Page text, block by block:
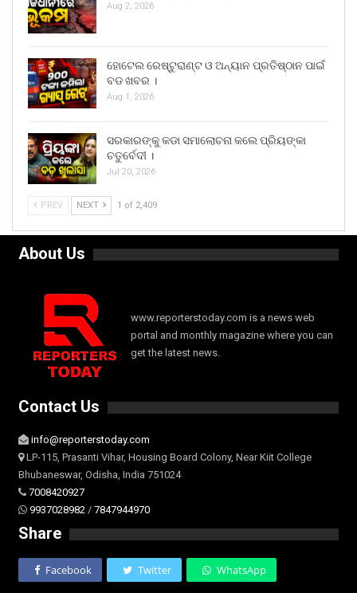
Aug 2, 2026
ହୋଟେଲ ରେଷ୍ଟୁରାଣ୍ଟ ଓ ଅନ୍ୟାନ ପ୍ରତିଷ୍ଠାନ ପାଇଁ
ବଡ ଖବର ।
Aug 1, 2026
ସରକାରଙ୍କୁ କଡା ସମାଲୋଚନା କଲେ ପ୍ରିୟଙ୍କା
ଚତୁର୍ବେଦୀ ।
Jul 20, 2026
PREV NEXT 1 of 2,409
About Us
www.reporterstoday.com is a news web
portal and monthly magazine where you can
get the latest news.
Contact Us
info@reporterstoday.com
LP-115, Prasanti Vihar, Housing Board Colony, Near Kiit College
Bhubaneswar, Odisha, India 751024
7008420927
9937028982 / 7847944970
Share
Facebook Twitter WhatsApp